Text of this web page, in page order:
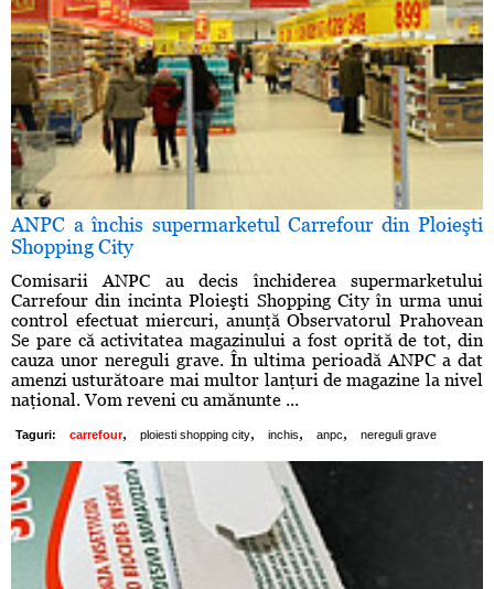
ANPC a închis supermarketul Carrefour din Ploieşti
Shopping City
Comisarii ANPC au decis închiderea supermarketului
Carrefour din incinta Ploieşti Shopping City în urma unui
control efectuat miercuri, anunţă Observatorul Prahovean
Se pare că activitatea magazinului a fost oprită de tot, din
cauza unor nereguli grave. În ultima perioadă ANPC a dat
amenzi usturătoare mai multor lanţuri de magazine la nivel
naţional. Vom reveni cu amănunte ...
Taguri: carrefour, ploiesti shopping city, inchis, anpc, nereguli grave